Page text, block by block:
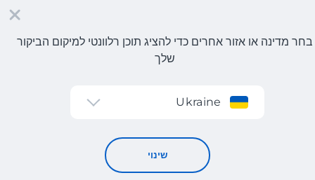
בחר מדינה או אזור אחרים כדי להציג תוכן רלוונטי למיקום הביקור
שלך
Ukraine
שינוי
קטלוג חנויות
קטלוג חנויות